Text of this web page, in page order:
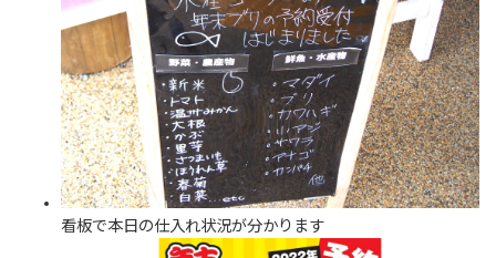
看板で本日の仕入れ状況が分かります